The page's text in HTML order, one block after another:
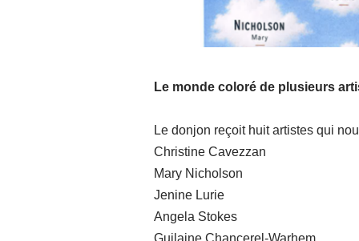
Le monde coloré de plusieurs
Le donjon reçoit huit artistes qui
Christine Cavezzan
Mary Nicholson
Jenine Lurie
Angela Stokes
Guilaine Chancerel-Warhem